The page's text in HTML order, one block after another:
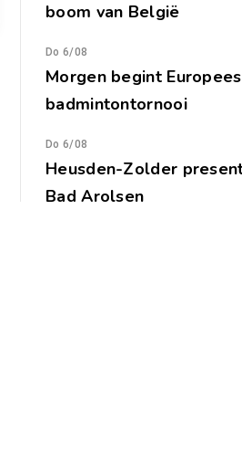
boom van België
Do 6/08
Morgen begint Europees
badmintontornooi
Do 6/08
Heusden-Zolder
Bad Arolsen